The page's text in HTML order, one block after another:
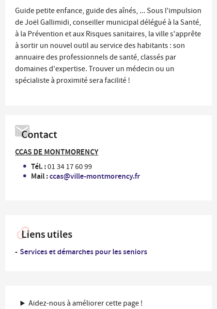
Guide petite enfance, guide des aînés, ... Sous l'impulsion
de Joël Gallimidi, conseiller municipal délégué à la Santé,
à la Prévention et aux Risques sanitaires, la ville s'apprête
à sortir un nouvel outil au service des habitants : son
annuaire des professionnels de santé, classés par
domaines d'expertise. Trouver un médecin ou un
spécialiste à proximité sera facilité !
Contact
CCAS DE MONTMORENCY
Tél. :01 34 17 60 99
Mail :ccas@ville-montmorency.fr
Liens utiles
Services et démarches pour les seniors
Aidez-nous à améliorer cette page !